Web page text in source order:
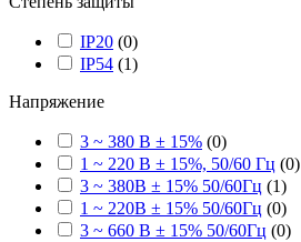
IP20 (0)
IP54 (1)
Напряжение
3 ~ 380 В ± 15% (0)
1 ~ 220 В ± 15%, 50/60 Гц (0)
3 ~ 380В ± 15% 50/60Гц (1)
1 ~ 220В ± 15% 50/60Гц (0)
3 ~ 660 В ± 15% 50/60Гц (0)